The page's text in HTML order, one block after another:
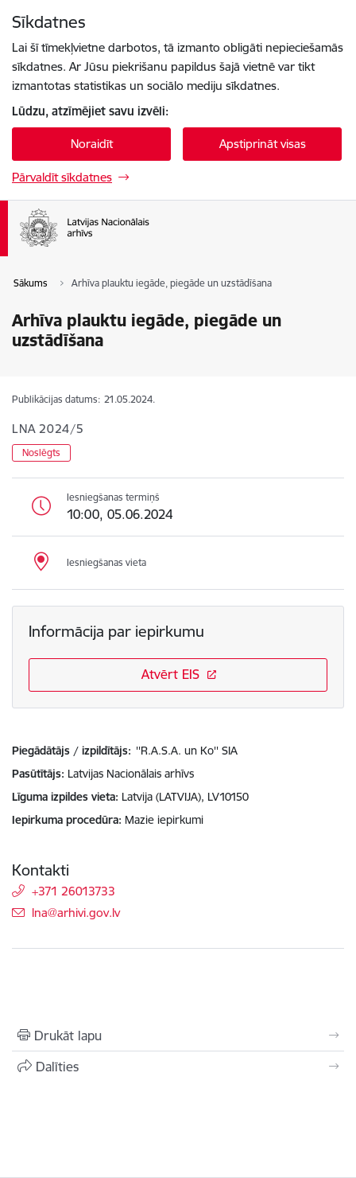
Sīkdatnes
Lai šī tīmekļvietne darbotos, tā izmanto obligāti nepieciešamās
sīkdatnes. Ar Jūsu piekrišanu papildus šajā vietnē var tikt
izmantotas statistikas un sociālo mediju sīkdatnes.
Lūdzu, atzīmējiet savu izvēli:
Noraidīt Apstiprināt visas
Pārvaldīt sīkdatnes
Sākums Arhīva plauktu iegāde, piegāde un uzstādīšana
Arhīva plauktu iegāde, piegāde un
uzstādīšana
Publikācijas datums: 21.05.2024.
LNA 2024/5
Noslēgts
Iesniegšanas termiņš
10:00, 05.06.2024
Iesniegšanas vieta
Informācija par iepirkumu
Atvērt EIS
Piegādātājs / izpildītājs: ''R.A.S.A. un Ko'' SIA
Pasūtītājs Latvijas Nacionālais arhīvs
Līguma izpildes vieta Latvija (LATVIJA), LV10150
Iepirkuma procedūra Mazie iepirkumi
Kontakti
+371 26013733
E-pasts:
lna@arhivi.gov.lv
Drukāt lapu
Dalīties